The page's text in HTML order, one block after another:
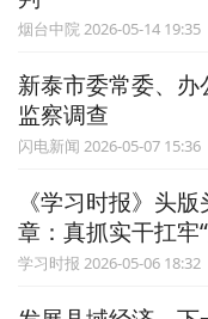
烟台中院 2026-05-14 19:35
新泰市委常委、
监察调查
闪电新闻 2026-05-07 15:36
《学习时报》头
章：真抓实干扛牢
学习时报 2026-05-06 18:32